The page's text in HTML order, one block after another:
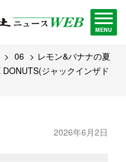
MENU
06
レモン&バナナの夏
ジャックインザド
2026年6月2日